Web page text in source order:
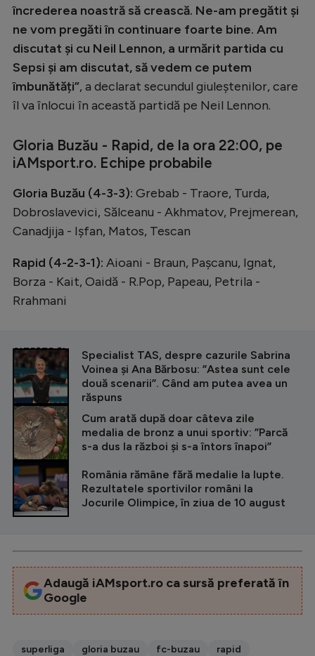
încrederea noastră să crească. Ne-am pregătit și
ne vom pregăti în continuare foarte bine. Am
discutat și cu Neil Lennon, a urmărit partida cu
Sepsi și am discutat, să vedem ce putem
îmbunătăți”, a declarat secundul giuleștenilor, care
îl va înlocui în această partidă pe Neil Lennon.
Gloria Buzău - Rapid, de la ora 22:00, pe
iAMsport.ro. Echipe probabile
Gloria Buzău (4-3-3): Grebab - Traore, Turda,
Dobroslavevici, Sălceanu - Akhmatov, Prejmerean,
Canadjija - Ișfan, Matos, Tescan
Rapid (4-2-3-1): Aioani - Braun, Pașcanu, Ignat,
Borza - Kait, Oaidă - R.Pop, Papeau, Petrila -
Rrahmani
CITEȘTE ȘI
Specialist TAS, despre cazurile Sabrina
Voinea și Ana Bărbosu: ”Astea sunt cele
două scenarii”. Când am putea avea un
răspuns
Cum arată după doar câteva zile
medalia de bronz a unui sportiv: ”Parcă
s-a dus la război și s-a întors înapoi”
România rămâne fără medalie la lupte.
Rezultatele sportivilor români la
Jocurile Olimpice, în ziua de 10 august
Adaugă iAMsport.ro ca sursă preferată în
Google
superliga gloria buzau fc-buzau
rapid